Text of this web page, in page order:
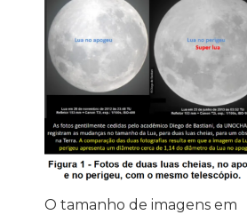
O tamanho de imagens em